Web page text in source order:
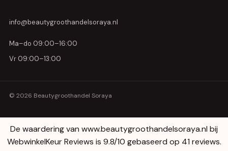
info@beautygroothandelsoraya.nl
Ma–do 09:00–16:00
Vr 09:00–13:00
© 2026 Beautygroothandel Soraya
De waardering van www.beautygroothandelsoraya.nl bij
WebwinkelKeur Reviews is 9.8/10 gebaseerd op 41 reviews.